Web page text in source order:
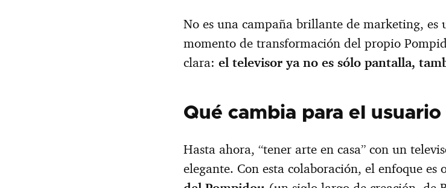
No es una campaña brillante de marketing, es
momento de transformación del propio
clara: el televisor ya no es sólo pantalla,
Qué cambia para el usuario
Hasta ahora, “tener arte en casa” con un
elegante. Con esta colaboración, el enfoque es